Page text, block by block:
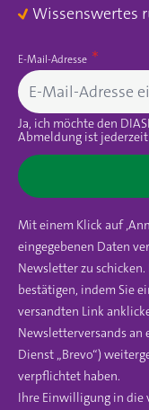
Wissenswertes
E-Mail-Adresse
Ja, ich möchte den
Abmeldung ist
Mit einem Klick auf
eingegebenen Daten
Newsletter zu
bestätigen, indem Sie
versandten Link
Newsletterversands an
Dienst „Brevo“)
verpflichtet haben.
Ihre Einwilligung in die